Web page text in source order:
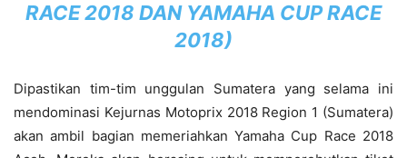
RACE 2018 DAN YAMAHA CUP RACE
2018)
Dipastikan tim-tim unggulan Sumatera yang selama ini
mendominasi Kejurnas Motoprix 2018 Region 1 (Sumatera)
akan ambil bagian memeriahkan Yamaha Cup Race 2018